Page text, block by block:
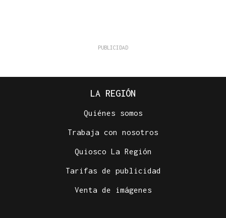
LA REGIÓN
Quiénes somos
Trabaja con nosotros
Quiosco La Región
Tarifas de publicidad
Venta de imágenes